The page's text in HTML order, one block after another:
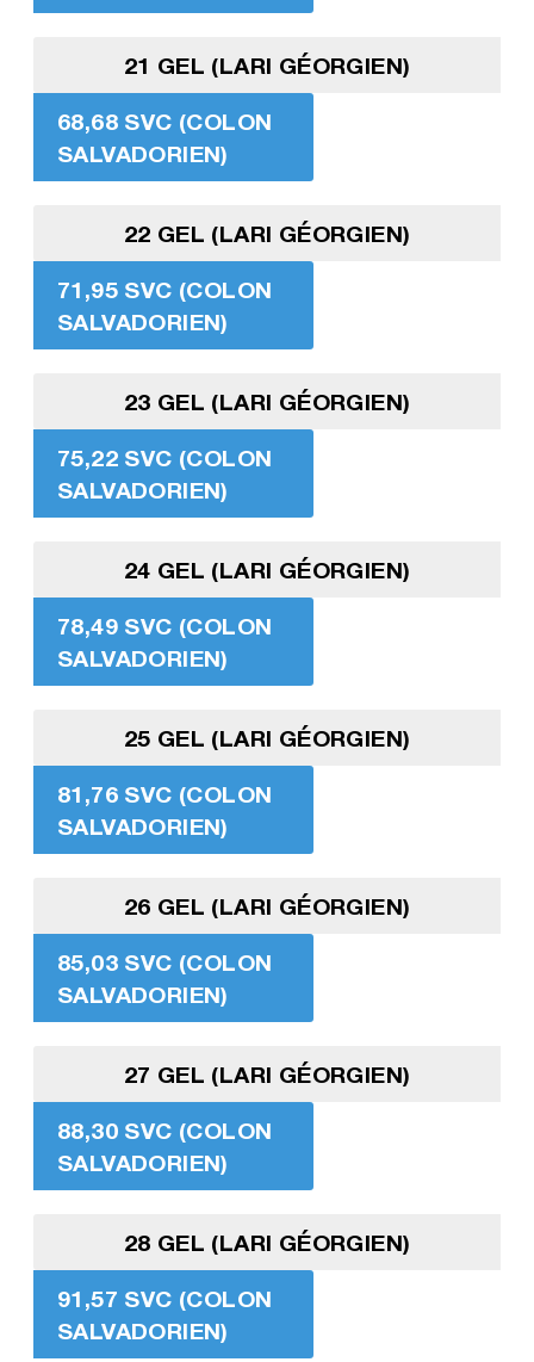
21 GEL (LARI GÉORGIEN)
68,68 SVC (COLON
SALVADORIEN)
22 GEL (LARI GÉORGIEN)
71,95 SVC (COLON
SALVADORIEN)
23 GEL (LARI GÉORGIEN)
75,22 SVC (COLON
SALVADORIEN)
24 GEL (LARI GÉORGIEN)
78,49 SVC (COLON
SALVADORIEN)
25 GEL (LARI GÉORGIEN)
81,76 SVC (COLON
SALVADORIEN)
26 GEL (LARI GÉORGIEN)
85,03 SVC (COLON
SALVADORIEN)
27 GEL (LARI GÉORGIEN)
88,30 SVC (COLON
SALVADORIEN)
28 GEL (LARI GÉORGIEN)
91,57 SVC (COLON
SALVADORIEN)